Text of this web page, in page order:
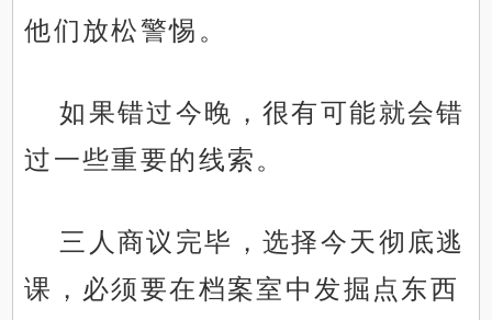
他们放松警惕。
如果错过今晚，很有可能就会错
过一些重要的线索。
三人商议完毕，选择今天彻底逃
课，必须要在档案室中发掘点东西